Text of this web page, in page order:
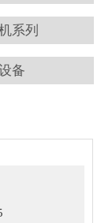
系列
备